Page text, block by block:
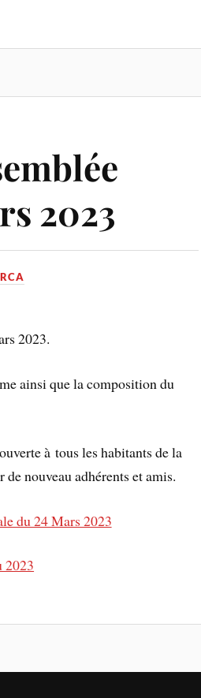
2023
2023.
ainsi que la composition du
à tous les habitants de la
nouveau adhérents et amis.
du 24 Mars 2023
2023